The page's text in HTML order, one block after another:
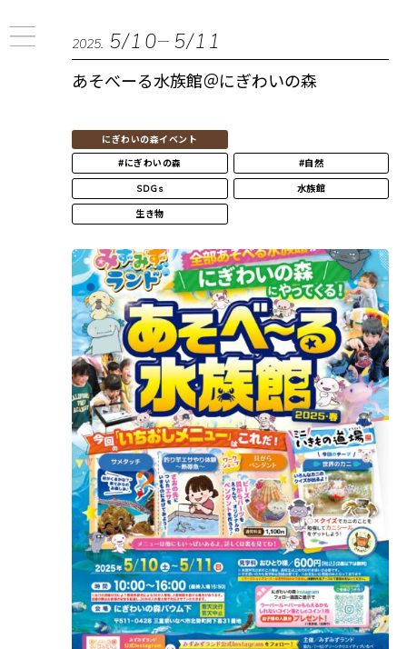
2025. 5/10 5/11
あそべーる水族館＠にぎわいの森
にぎわいの森イベント
#にぎわいの森
#自然
SDGs
水族館
生き物